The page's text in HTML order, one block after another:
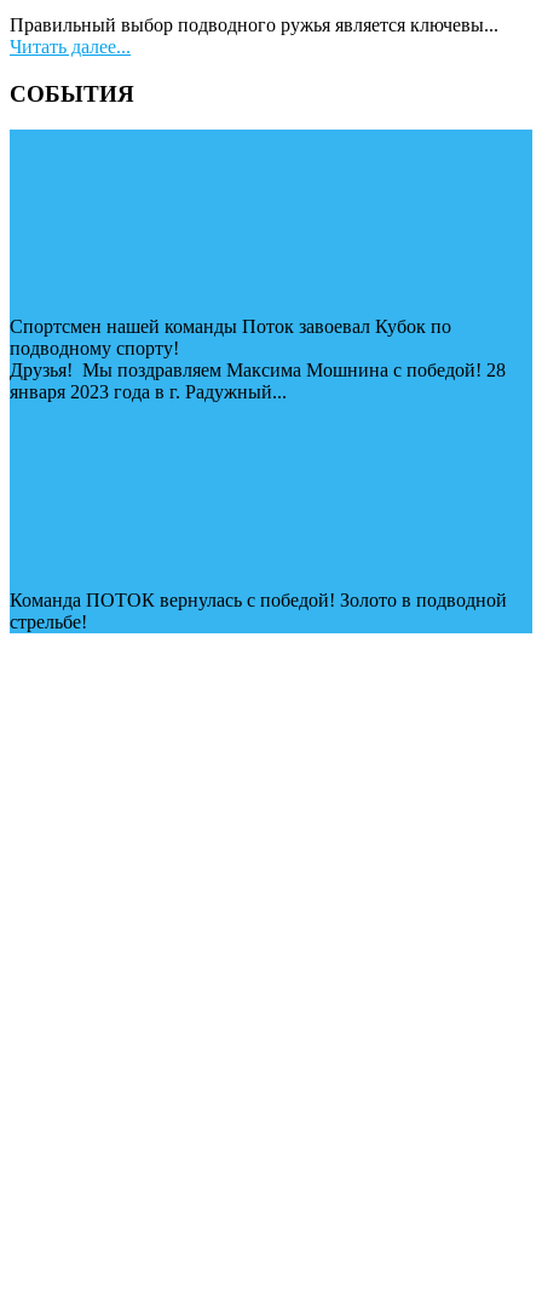
Правильный выбор подводного ружья является ключевы...
Читать далее...
СОБЫТИЯ
Спортсмен нашей команды Поток завоевал Кубок по
подводному спорту!
Друзья! Мы поздравляем Максима Мошнина с победой! 28
января 2023 года в г. Радужный...
Команда ПОТОК вернулась с победой! Золото в подводной
стрельбе!